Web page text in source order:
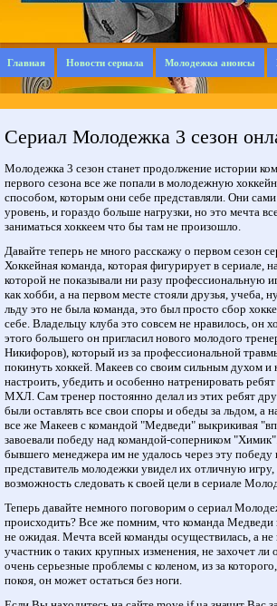
Главная Новости сериала Молодежка анонсы
Сериал Молодежка 3 сезон
Молодежка 3 сезон станет продолжение истории
первого сезона все же попали в молодежную
способом, которым они себе представляли. Они
уровень, и гораздо больше нагрузки, но это мечта
заниматься хоккеем что бы там не произошло.
Давайте теперь не много расскажу о первом сезон
Хоккейная команда, которая фигурирует в сериале,
которой не показывали ни разу профессиональную
как хобби, а на первом месте стояли друзья, учеба,
льду это не была команда, это был просто сбор
себе. Владельцу клуба это совсем не нравилось, он
этого большего он пригласил нового молодого
Никифоров), который из за профессиональной
покинуть хоккей. Макеев со своим сильным духом
настроить, убедить и особенно натренировать
МХЛ. Сам тренер постоянно делал из этих ребят
были оставлять все свои споры и обеды за льдом,
все же Макеев с командой "Медведи" выкрикивая
завоевали победу над командой-соперником
бывшего менеджера им не удалось через эту
представитель молодежки увидел их отличную
возможность следовать к своей цели в сериале
Теперь давайте немного поговорим о сериал
происходить? Все же помним, что команда
не ожидая. Мечта всей команды осуществилась, а не
участник о таких крупных изменения, не захочет
очень серьезные проблемы с коленом, из за
покоя, он может остаться без ноги.